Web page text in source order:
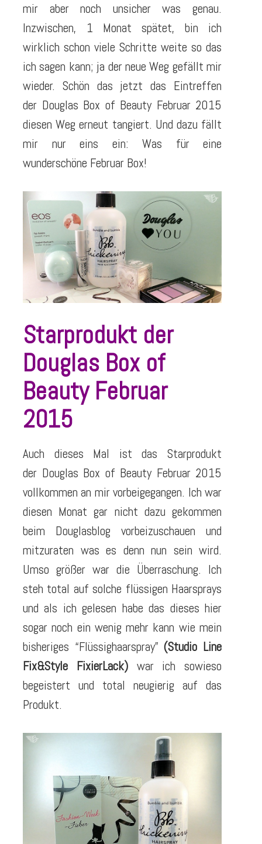
mir aber noch unsicher was genau.
Inzwischen, 1 Monat spätet, bin ich
wirklich schon viele Schritte weite so das
ich sagen kann; ja der neue Weg gefällt mir
wieder. Schön das jetzt das Eintreffen
der Douglas Box of Beauty Februar 2015
diesen Weg erneut tangiert. Und dazu fällt
mir nur eins ein: Was für eine
wunderschöne Februar Box!
Starprodukt der
Douglas Box of
Beauty Februar
2015
Auch dieses Mal ist das Starprodukt
der Douglas Box of Beauty Februar 2015
vollkommen an mir vorbeigegangen. Ich war
diesen Monat gar nicht dazu gekommen
beim Douglasblog vorbeizuschauen und
mitzuraten was es denn nun sein wird.
Umso größer war die Überraschung. Ich
steh total auf solche flüssigen Haarsprays
und als ich gelesen habe das dieses hier
sogar noch ein wenig mehr kann wie mein
bisheriges “Flüssighaarspray”(Studio Line
Fix&Style FixierLack)war ich sowieso
begeistert und total neugierig auf das
Produkt.